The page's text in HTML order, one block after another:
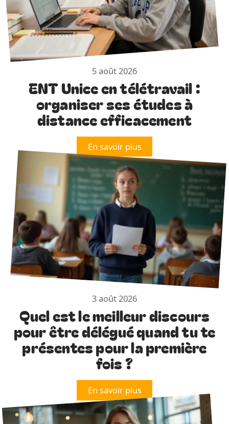
5 août 2026
ENT Unice en télétravail :
organiser ses études à
distance efficacement
En savoir plus
3 août 2026
Quel est le meilleur discours
pour être délégué quand tu te
présentes pour la première
fois ?
En savoir plus